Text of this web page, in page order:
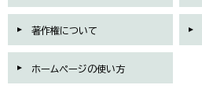
著作権について
ホームページの使い方